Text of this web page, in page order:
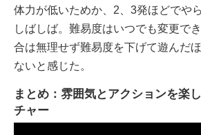
体力が低いためか、2、3発ほどでや
しばしば。難易度はいつでも変更で
合は無理せず難易度を下げて遊んだ
ないと感じた。
まとめ：雰囲気とアクションを楽
チャー